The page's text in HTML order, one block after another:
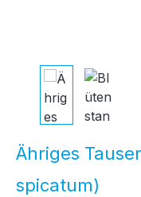
Ähriges
spicatum)